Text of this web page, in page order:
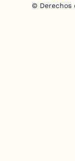
© Derechos